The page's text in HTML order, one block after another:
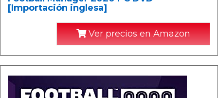
[Importación inglesa]
Ver precios en Amazon